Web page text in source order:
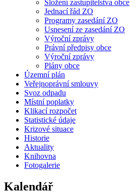
Složení zastupitelstva obce
Jednací řád ZO
Programy zasedání ZO
Usnesení ze zasedání ZO
Výroční zprávy
Právní předpisy obce
Výroční zprávy
Plány obce
Územní plán
Veřejnoprávní smlouvy
Svoz odpadu
Místní poplatky
Klikací rozpočet
Statistické údaje
Krizové situace
Historie
Aktuality
Knihovna
Fotogalerie
Kalendář